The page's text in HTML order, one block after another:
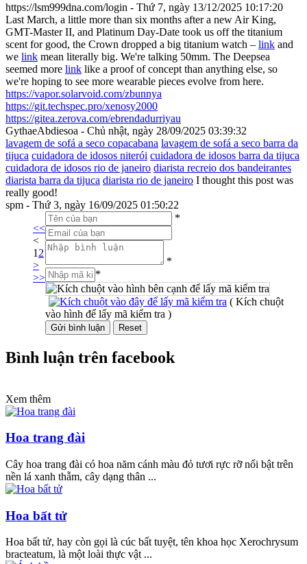
https://lsm999dna.com/login - Thứ 7, ngày 13/12/2025 10:17:20
Last March, a little more than six months after a new Air King,
GMT-Master II, and Platinum Day-Date took us off the titanium
scent for good, the Crown dropped a big titanium watch – link and
we link mean literally big. We're talking 50mm. The Deepsea
seemed more link like a proof of concept than anything else, so
we're hoping to see more wearable pieces evolve from here.
https://vapor.solarvoid.com/zbunnya
https://git.techspec.pro/xenosy2000
https://gitea.zerova.com/ebrendadurriyau
GythaeAbdiesoa - Chủ nhật, ngày 28/09/2025 03:39:32
lavagem de sofá a seco copacabana lavagem de sofá a seco barra da
tijuca cuidadora de idosos niterói cuidadora de idosos barra da tijuca
cuidadora de idosos rio de janeiro diarista recreio dos bandeirantes
diarista barra da tijuca diarista rio de janeiro I thought this post was
really good!
spm - Thứ 3, ngày 16/09/2025 01:50:22
<<
<
1 2
>
>>
*
*
*
( Kích chuột
vào hình để lấy mã kiểm tra )
Bình luận trên facebook
Xem thêm
Hoa trang đài
Cây hoa trang đài có hoa năm cánh màu đỏ tươi rực rỡ nổi bật trên
nền lá xanh thẫm, cây dạng thân ...
Hoa bất tử
Hoa bất tử, hay còn gọi là cúc bất tuyệt, tên khoa học Xerochrysum
bracteatum, là một loài thực vật ...